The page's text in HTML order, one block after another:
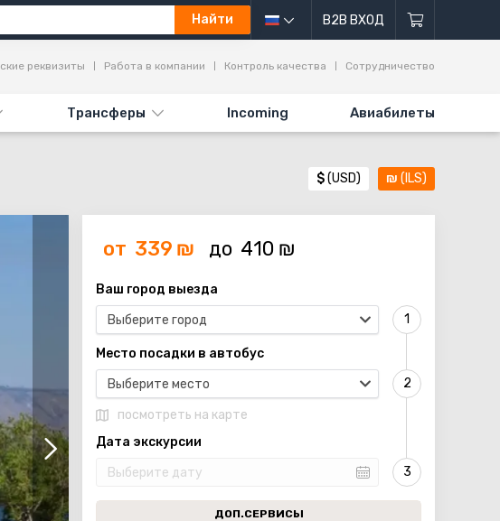
Найти B2B ВХОД
Трансферы Incoming Авиабилеты
реквизиты Работа в компании Контроль качества Сотрудничество
$(USD) ₪ (ILS)
от 339 ₪ до 410 ₪
Ваш город выезда
Выберите город
Место посадки в автобус
Выберите место
посмотреть на карте
Дата экскурсии
ДОП.СЕРВИСЫ